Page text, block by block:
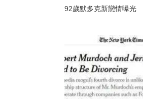
92歲默多克新戀情曝光